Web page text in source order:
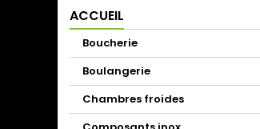
ACCUEIL
Boucherie
Boulangerie
Chambres froides